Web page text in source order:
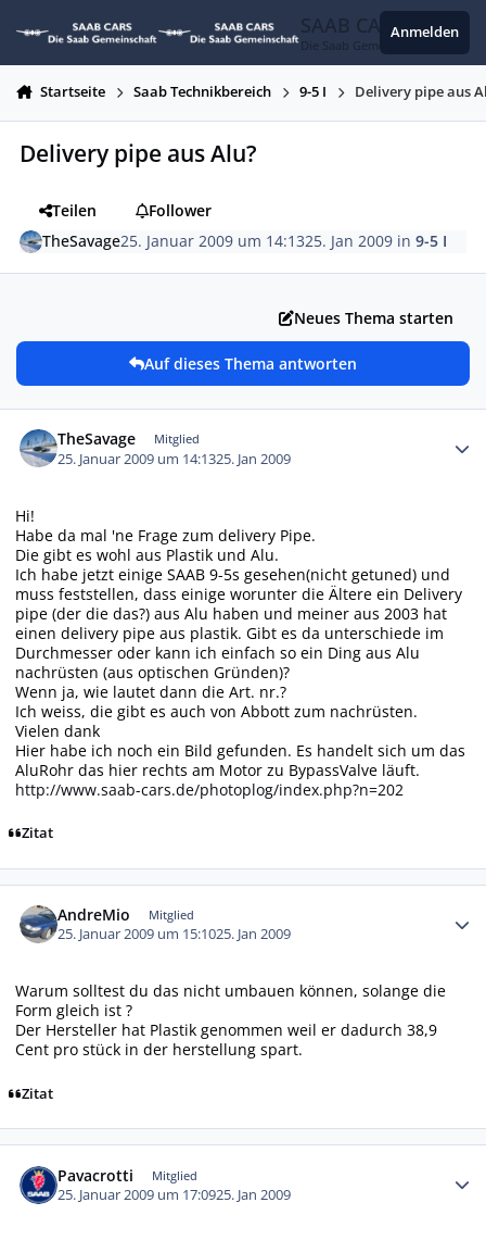
SAAB CARS
Die Saab Gemeinschaft
Anmelden
Startseite Saab Technikbereich 9-5 I Delivery pipe aus
Delivery pipe aus Alu?
Teilen
Follower
TheSavage25. Januar 2009 um 14:1325. Jan 2009 in9-5 I
Neues Thema starten
Auf dieses Thema antworten
TheSavage Mitglied
25. Januar 2009 um 14:1325. Jan 2009
Hi!
Habe da mal 'ne Frage zum delivery Pipe.
Die gibt es wohl aus Plastik und Alu.
Ich habe jetzt einige SAAB 9-5s gesehen(nicht getuned) und
muss feststellen, dass einige worunter die Ältere ein Delivery
pipe (der die das?) aus Alu haben und meiner aus 2003 hat
einen delivery pipe aus plastik. Gibt es da unterschiede im
Durchmesser oder kann ich einfach so ein Ding aus Alu
nachrüsten (aus optischen Gründen)?
Wenn ja, wie lautet dann die Art. nr.?
Ich weiss, die gibt es auch von Abbott zum nachrüsten.
Vielen dank
Hier habe ich noch ein Bild gefunden. Es handelt sich um das
AluRohr das hier rechts am Motor zu BypassValve läuft.
http://www.saab-cars.de/photoplog/index.php?n=202
Zitat
AndreMio Mitglied
25. Januar 2009 um 15:1025. Jan 2009
Warum solltest du das nicht umbauen können, solange die
Form gleich ist ?
Der Hersteller hat Plastik genommen weil er dadurch 38,9
Cent pro stück in der herstellung spart.
Zitat
Pavacrotti Mitglied
25. Januar 2009 um 17:0925. Jan 2009